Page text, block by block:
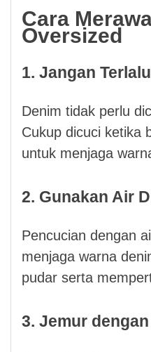
Cara
Oversized
1. Jangan
Denim tidak perlu
Cukup dicuci ketika
untuk menjaga
2. Gunakan Air
Pencucian dengan
menjaga warna
pudar serta
3. Jemur